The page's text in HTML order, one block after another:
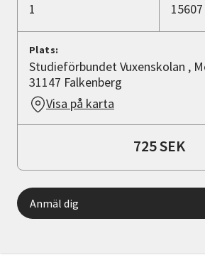
1 15607
Plats:
Studieförbundet Vuxenskolan ,
31147 Falkenberg
Visa på karta
725 SEK
Anmäl dig